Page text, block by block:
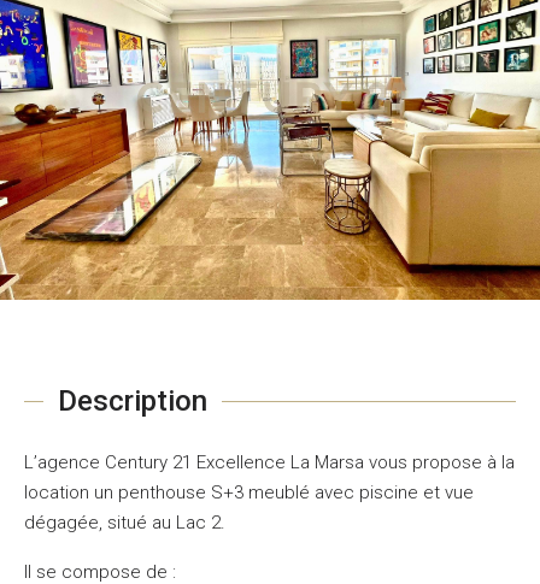
Description
L’agence Century 21 Excellence La Marsa vous propose à la
location un penthouse S+3 meublé avec piscine et vue
dégagée, situé au Lac 2.
Il se compose de :